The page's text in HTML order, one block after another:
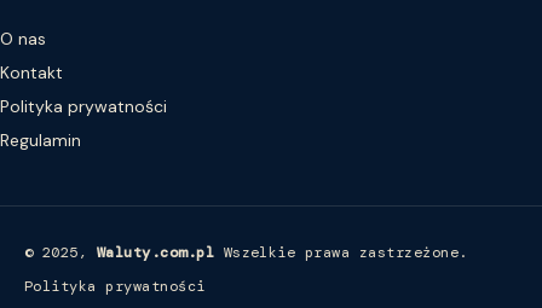
O nas
Kontakt
Polityka prywatności
Regulamin
© 2025, Waluty.com.pl Wszelkie prawa zastrzeżone.
Polityka prywatności